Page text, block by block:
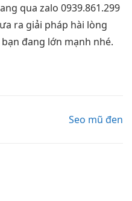
qua zalo 0939.861.299
ra giải pháp hài lòng
đang lớn mạnh nhé.
Seo mũ đen